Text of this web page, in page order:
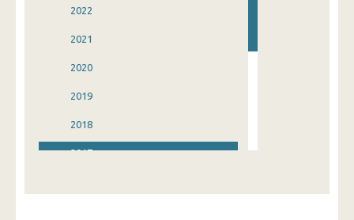
2022
2021
2020
2019
2018
2017